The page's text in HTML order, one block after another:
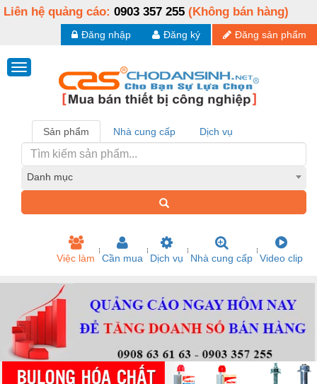
Liên hệ quảng cáo: 0903 357 255 (Không bán hàng)
Đăng sản phẩm
Đăng ký
Đăng nhập
Sản phẩm Nhà cung cấp Dịch vụ
Danh mục
Việc làm Cần mua Dịch vụ Nhà cung cấp Video clip